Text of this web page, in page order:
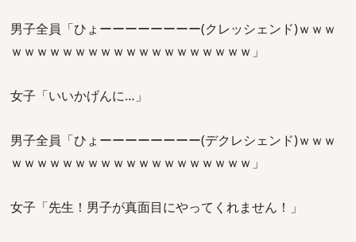
男子全員「ひょーーーーーーーー(クレッシェンド)ｗｗｗ
ｗｗｗｗｗｗｗｗｗｗｗｗｗｗｗｗｗｗｗ」
女子「いいかげんに…」
男子全員「ひょーーーーーーーー(デクレシェンド)ｗｗｗ
ｗｗｗｗｗｗｗｗｗｗｗｗｗｗｗｗｗｗｗ」
女子「先生！男子が真面目にやってくれません！」